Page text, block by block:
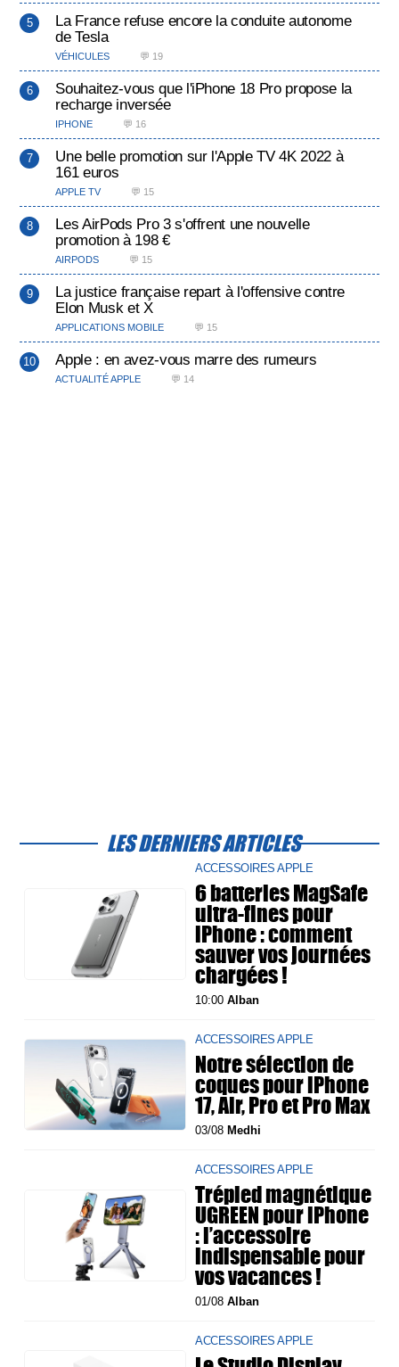
La France refuse encore la conduite autonome
de Tesla
VÉHICULES 💬 19
Souhaitez-vous que l'iPhone 18 Pro propose la
recharge inversée
IPHONE 💬 16
Une belle promotion sur l'Apple TV 4K 2022 à
161 euros
APPLE TV 💬 15
Les AirPods Pro 3 s'offrent une nouvelle
promotion à 198 €
AIRPODS 💬 15
La justice française repart à l'offensive contre
Elon Musk et X
APPLICATIONS MOBILE 💬 15
Apple : en avez-vous marre des rumeurs
ACTUALITÉ APPLE 💬 14
LES DERNIERS ARTICLES
ACCESSOIRES APPLE
6 batteries MagSafe
ultra-fines pour
iPhone : comment
sauver vos journées
chargées !
10:00Alban
ACCESSOIRES APPLE
Notre sélection de
coques pour iPhone
17, Air, Pro et Pro Max
03/08 Medhi
ACCESSOIRES APPLE
Trépied magnétique
UGREEN pour iPhone
: l’accessoire
indispensable pour
vos vacances !
01/08Alban
ACCESSOIRES APPLE